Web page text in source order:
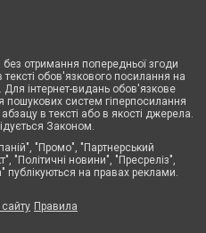
отримання попередньої згоди
обов'язкового посилання на
інтернет-видань обов'язкове
пошукових систем гіперпосилання
в тексті або в якості джерела.
Законом.
"Промо", "Партнерський
"Політичні новини", "Пресреліз",
публікуються на правах реклами.
Правила